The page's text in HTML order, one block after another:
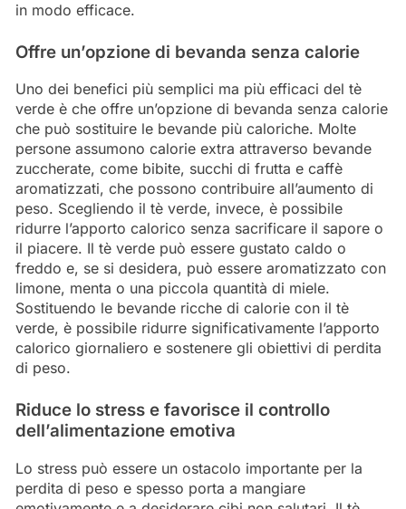
in modo efficace.
Offre un’opzione di bevanda senza calorie
Uno dei benefici più semplici ma più efficaci del tè
verde è che offre un’opzione di bevanda senza calorie
che può sostituire le bevande più caloriche. Molte
persone assumono calorie extra attraverso bevande
zuccherate, come bibite, succhi di frutta e caffè
aromatizzati, che possono contribuire all’aumento di
peso. Scegliendo il tè verde, invece, è possibile
ridurre l’apporto calorico senza sacrificare il sapore o
il piacere. Il tè verde può essere gustato caldo o
freddo e, se si desidera, può essere aromatizzato con
limone, menta o una piccola quantità di miele.
Sostituendo le bevande ricche di calorie con il tè
verde, è possibile ridurre significativamente l’apporto
calorico giornaliero e sostenere gli obiettivi di perdita
di peso.
Riduce lo stress e favorisce il controllo
dell’alimentazione emotiva
Lo stress può essere un ostacolo importante per la
perdita di peso e spesso porta a mangiare